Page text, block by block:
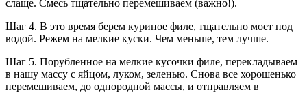
слаще. Смесь тщательно перемешиваем (важно!).
Шаг 4. В это время берем куриное филе, тщательно моет под
водой. Режем на мелкие куски. Чем меньше, тем лучше.
Шаг 5. Порубленное на мелкие кусочки филе, перекладываем
в нашу массу с яйцом, луком, зеленью. Снова все хорошенько
перемешиваем, до однородной массы, и отправляем в